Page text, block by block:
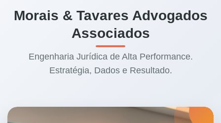
Morais & Tavares Advogados
Associados
Engenharia Jurídica de Alta Performance.
Estratégia, Dados e Resultado.